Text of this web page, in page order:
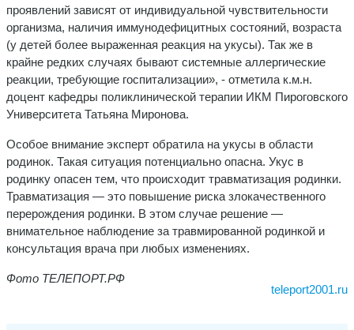
проявлений зависят от индивидуальной чувствительности
организма, наличия иммунодефицитных состояний, возраста
(у детей более выраженная реакция на укусы). Так же в
крайне редких случаях бывают системные аллергические
реакции, требующие госпитализации», - отметила к.м.н.
доцент кафедры поликлинической терапии ИКМ Пироговского
Университета Татьяна Миронова.
Особое внимание эксперт обратила на укусы в области
родинок. Такая ситуация потенциально опасна. Укус в
родинку опасен тем, что происходит травматизация родинки.
Травматизация — это повышение риска злокачественного
перерождения родинки. В этом случае решение —
внимательное наблюдение за травмированной родинкой и
консультация врача при любых изменениях.
Фото ТЕЛЕПОРТ.РФ
teleport2001.ru